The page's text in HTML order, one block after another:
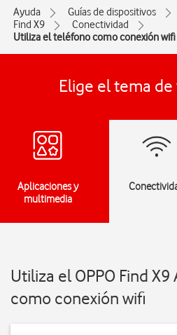
Ayuda Guías de dispositivos
Find X9
Conectividad
Utiliza el teléfono como conexión wifi
Elige el tema
Aplicaciones y
multimedia
Utiliza el OPPO Find
como conexión wifi